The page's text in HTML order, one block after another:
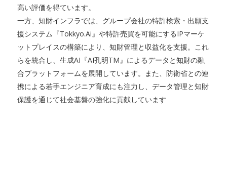
高い評価を得ています。
一方、知財インフラでは、グループ会社の特許検索・出願支
援システム『Tokkyo.Ai』や特許売買を可能にするIPマーケ
ットプレイスの構築により、知財管理と収益化を支援。これ
らを統合し、生成AI『AI孔明TM』によるデータと知財の融
合プラットフォームを展開しています。また、防衛省との連
携による若手エンジニア育成にも注力し、データ管理と知財
保護を通じて社会基盤の強化に貢献しています